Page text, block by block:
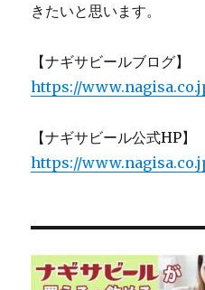
きたいと思います。
【ナギサビールブログ】
https://
【ナギサビール公式HP】
https://